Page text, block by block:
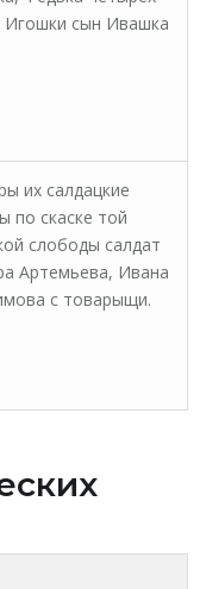
Игошки сын Ивашка
их салдацкие
по скаске той
слободы салдат
Артемьева, Ивана
с товарыщи.